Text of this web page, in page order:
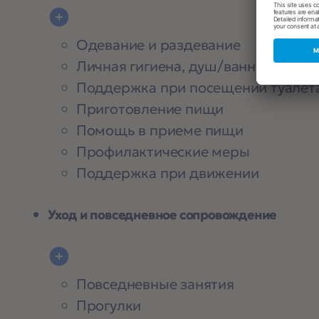
Одевание и раздевание
Личная гигиена, душ/ванна
Поддержка при посещении
Приготовление пищи
Помощь в приеме пищи
Профилактические меры
Поддержка при движении
Уход и повседневное сопровождение
Повседневные занятия
Прогулки